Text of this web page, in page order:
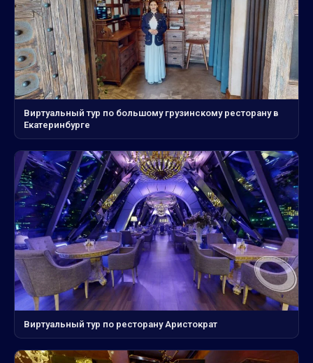
Виртуальный тур по большому грузинскому ресторану в
Екатеринбурге
Виртуальный тур по ресторану Аристократ